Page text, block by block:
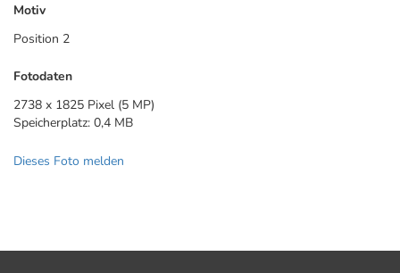
Motiv
Position 2
Fotodaten
2738 x 1825 Pixel (5 MP)
Speicherplatz: 0,4 MB
Dieses Foto melden